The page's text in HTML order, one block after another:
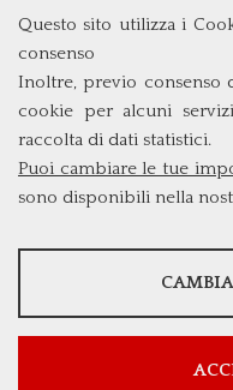
Questo sito utilizza i
consenso
Inoltre, previo consenso
cookie per alcuni
raccolta di dati statistici.
Puoi cambiare le tue
sono disponibili nella
STATISTICHE
Mostra maggiori
Università degli
Via
Tel. +39